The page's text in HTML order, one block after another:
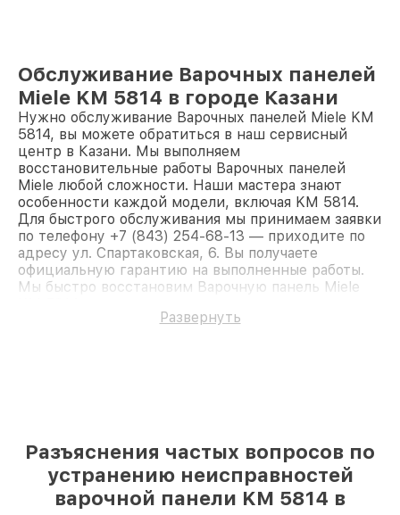
Обслуживание Варочных панелей
Miele KM 5814 в городе Казани
Нужно обслуживание Варочных панелей Miele KM
5814, вы можете обратиться в наш сервисный
центр в Казани. Мы выполняем
восстановительные работы Варочных панелей
Miele любой сложности. Наши мастера знают
особенности каждой модели, включая KM 5814.
Для быстрого обслуживания мы принимаем заявки
по телефону +7 (843) 254-68-13 — приходите по
адресу ул. Спартаковская, 6. Вы получаете
официальную гарантию на выполненные работы.
Мы быстро восстановим Варочную панель Miele
Развернуть
Разъяснения частых вопросов по
устранению неисправностей
варочной панели KM 5814 в